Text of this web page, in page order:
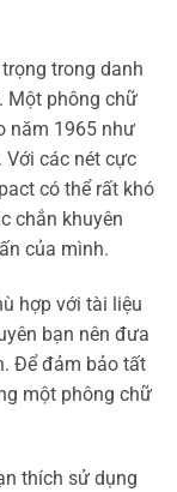
trong danh
Một phông chữ
năm 1965 như
các nét cực
có thể rất khó
chắn khuyên
của mình.
hợp với tài liệu
bạn nên đưa
Để đảm bảo tất
một phông chữ
thích sử dụng